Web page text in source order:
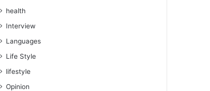
health
Interview
Languages
Life Style
lifestyle
Opinion